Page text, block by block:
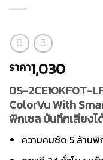
ราคา1,030
DS-2CE10KF0T-
ColorVu With
พิกเซล บันทึกเสียง
ความคมชัด 5 ล้านพิ